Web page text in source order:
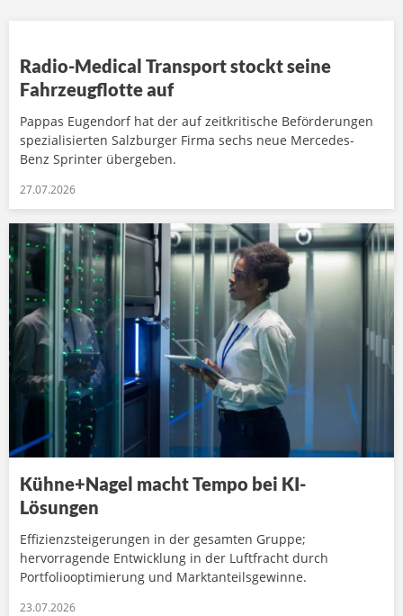
Radio-Medical Transport stockt seine
Fahrzeugflotte auf
Pappas Eugendorf hat der auf zeitkritische Beförderungen
spezialisierten Salzburger Firma sechs neue Mercedes-
Benz Sprinter übergeben.
27.07.2026
Kühne+Nagel macht Tempo bei KI-
Lösungen
Effizienzsteigerungen in der gesamten Gruppe;
hervorragende Entwicklung in der Luftfracht durch
Portfoliooptimierung und Marktanteilsgewinne.
23.07.2026